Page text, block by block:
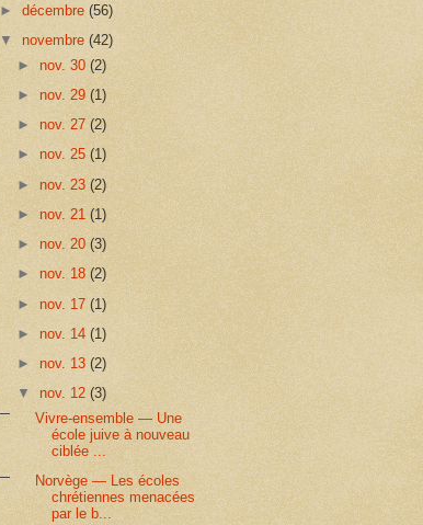
►décembre(56)
▼novembre(42)
► nov. 30 (2)
► nov. 29 (1)
► nov. 27 (2)
► nov. 25 (1)
► nov. 23 (2)
► nov. 21 (1)
► nov. 20 (3)
► nov. 18 (2)
► nov. 17 (1)
► nov. 14 (1)
► nov. 13 (2)
▼ nov. 12 (3)
Vivre-ensemble — Une
école juive à nouveau
ciblée ...
Norvège — Les écoles
chrétiennes menacées
par le b...